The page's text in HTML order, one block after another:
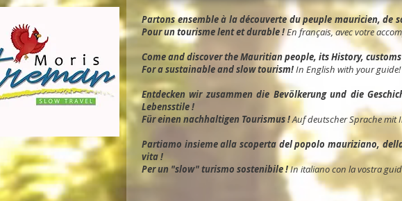
Partons ensemble à la découverte du peuple mauricien, de
Pour un tourisme lent et durable !En français, avec votre
Come and discover the Mauritian people, its History,
For a sustainable and slow tourism!In English with your guide!
Entdecken wir zusammen die Bevölkerung und die
Lebensstile !
Für einen nachhaltigen Tourismus !Auf deutscher Sprache mit
Partiamo insieme alla scoperta del popolo mauriziano,
vita !
Per un "slow" turismo sostenibile !In italiano con la vostra